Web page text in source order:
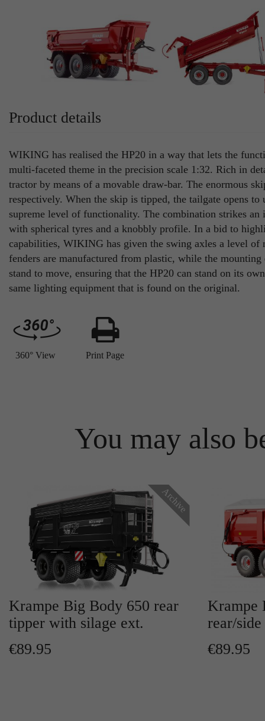
Product details
WIKING has realised the HP20 in a way that lets the
multi-faceted theme in the precision scale 1:32. Rich in
tractor by means of a movable draw-bar. The enormous
respectively. When the skip is tipped, the tailgate opens
supreme level of functionality. The combination strikes
with spherical tyres and a knobbly profile. In a bid to
capabilities, WIKING has given the swing axles a level
fenders are manufactured from plastic, while the
stand to move, ensuring that the HP20 can stand on its
same lighting equipment that is found on the original.
360° View Print Page
You may also
Archive
Krampe Big Body 650 rear
tipper with silage ext.
€89.95
Krampe
rear/
€89.95